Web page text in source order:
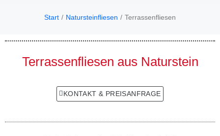
Sie befinden sich hier:
Start Natursteinfliesen Terrassenfliesen
Terrassenfliesen aus Naturstein
KONTAKT & PREISANFRAGE